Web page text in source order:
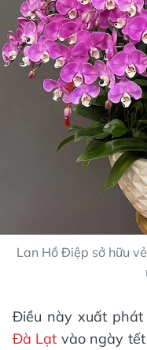
Lan Hồ Điệp sở hữu
Điều này xuất
Đà Lạt vào ngày